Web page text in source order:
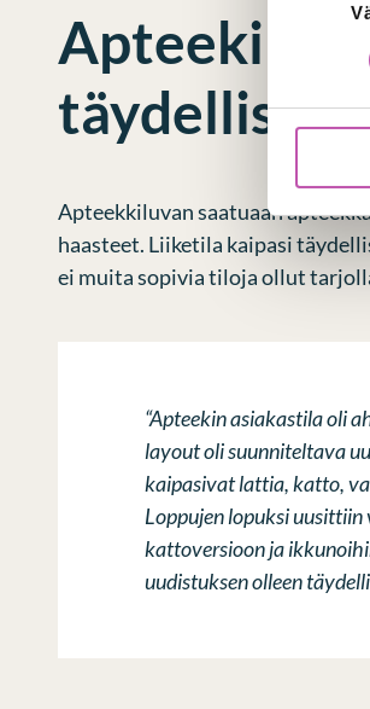
Apteekin
täydellistä
Apteekkiluvan saatuaan
haasteet. Liiketila kaipasi
ei muita sopivia tiloja ollut
“Apteekin asiakastila oli
layout oli suunniteltava
kaipasivat lattia, katto,
Loppujen lopuksi
kattoversioon ja
uudistuksen olleen